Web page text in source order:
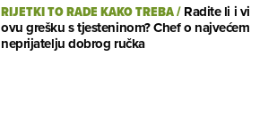
RIJETKI TO RADE KAKO TREBA/Radite li i vi
ovu grešku s tjesteninom? Chef o najvećem
neprijatelju dobrog ručka